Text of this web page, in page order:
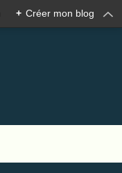
+ Créer mon blog